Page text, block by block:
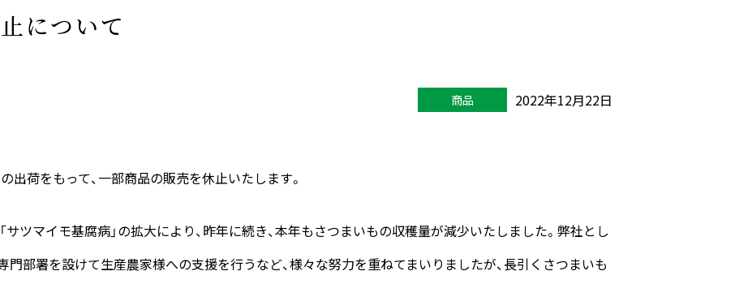
について
商品 2022年12月22日
出荷をもって、一部商品の販売を休止いたします。
ツマイモ基腐病」の拡大により、昨年に続き、本年もさつまいもの収穫量が減少いたしました。弊社とし
門部署を設けて生産農家様への支援を行うなど、様々な努力を重ねてまいりましたが、長引くさつまいも